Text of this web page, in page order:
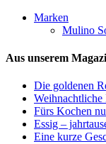
Marken
Mulino
Aus unserem
Die goldenen
Fürs Kochen
Essig –
Eine kurze